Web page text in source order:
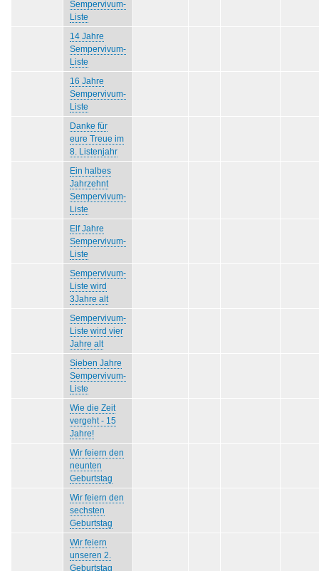
Sempervivum-
Liste
14 Jahre
Sempervivum-
Liste
16 Jahre
Sempervivum-
Liste
Danke für
eure Treue im
8. Listenjahr
Ein halbes
Jahrzehnt
Sempervivum-
Liste
Elf Jahre
Sempervivum-
Liste
Sempervivum-
Liste wird
3Jahre alt
Sempervivum-
Liste wird vier
Jahre alt
Sieben Jahre
Sempervivum-
Liste
Wie die Zeit
vergeht - 15
Jahre!
Wir feiern den
neunten
Geburtstag
Wir feiern den
sechsten
Geburtstag
Wir feiern
unseren 2.
Geburtstag